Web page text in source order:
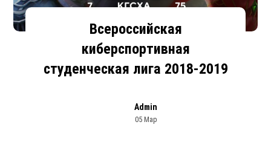
Всероссийская
киберспортивная
студенческая лига 2018-2019
Admin
05 Мар